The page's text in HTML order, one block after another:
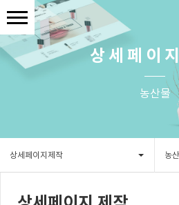
상세페이
농산물
상세페이지제작 농